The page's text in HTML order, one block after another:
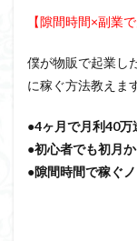
【隙間時間×副業
僕が物販で起業し
に稼ぐ方法教えま
●4ヶ月で月利40万
●初心者でも初月
●隙間時間で稼ぐ